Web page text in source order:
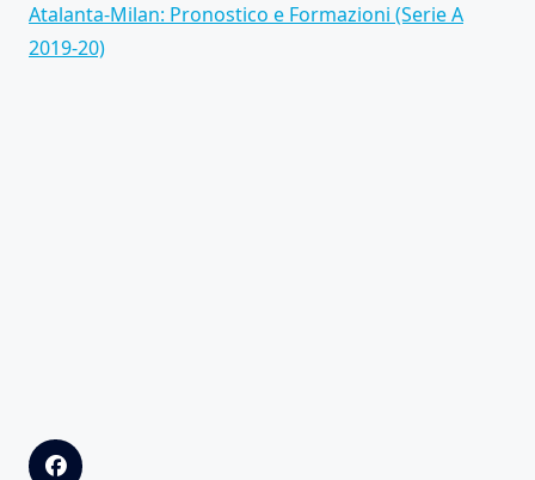
Atalanta-Milan: Pronostico e Formazioni (Serie A
2019-20)